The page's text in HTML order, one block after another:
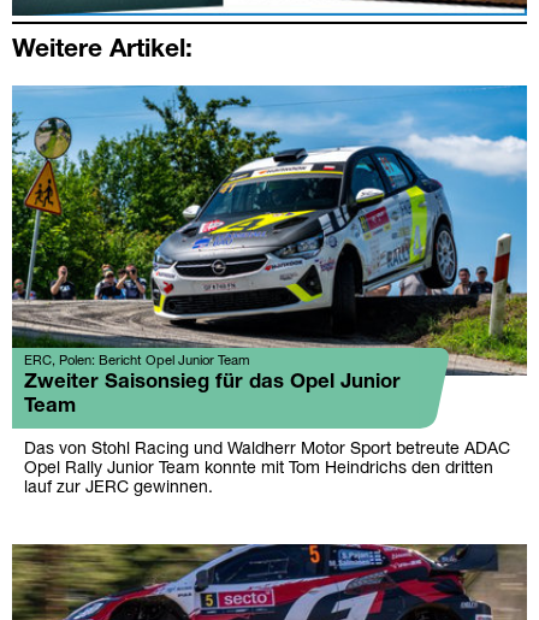
Weitere Artikel:
ERC, Polen: Bericht Opel Junior Team
Zweiter Saisonsieg für das Opel Junior
Team
Das von Stohl Racing und Waldherr Motor Sport betreute ADAC
Opel Rally Junior Team konnte mit Tom Heindrichs den dritten
lauf zur JERC gewinnen.